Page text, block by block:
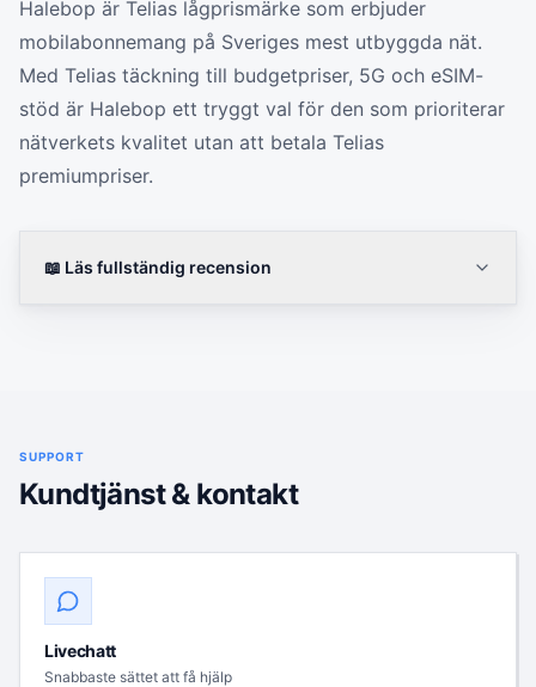
Halebop är Telias lågprismärke som erbjuder
mobilabonnemang på Sveriges mest utbyggda nät.
Med Telias täckning till budgetpriser, 5G och eSIM-
stöd är Halebop ett tryggt val för den som prioriterar
nätverkets kvalitet utan att betala Telias
premiumpriser.
📖 Läs fullständig recension
SUPPORT
Kundtjänst & kontakt
Livechatt
Snabbaste sättet att få hjälp